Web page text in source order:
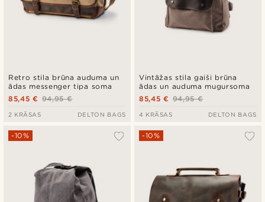
Retro stila brūna auduma un
ādas messenger tipa soma
94,95 €
85,45 €
2 KRĀSAS DELTON BAGS
Vintāžas stila gaiši brūna
ādas un auduma mugursoma
94,95 €
85,45 €
4 KRĀSAS DELTON BAGS
-10% -10%